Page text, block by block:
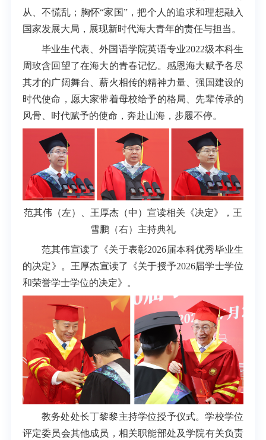
从、不慌乱；胸怀“家国”，把个人的追求和理想融入
国家发展大局，展现新时代海大青年的责任与担当。
毕业生代表、外国语学院英语专业2022级本科生
周玫含回望了在海大的青春记忆。感恩海大赋予各尽
其才的广阔舞台、薪火相传的精神力量、强国建设的
时代使命，愿大家带着母校给予的格局、先辈传承的
风骨、时代赋予的使命，奔赴山海，步履不停。
范其伟（左）、王厚杰（中）宣读相关《决定》，王
雪鹏（右）主持典礼
范其伟宣读了《关于表彰2026届本科优秀毕业生
的决定》。王厚杰宣读了《关于授予2026届学士学位
和荣誉学士学位的决定》。
教务处处长丁黎黎主持学位授予仪式。学校学位
评定委员会其他成员，相关职能部处及学院有关负责